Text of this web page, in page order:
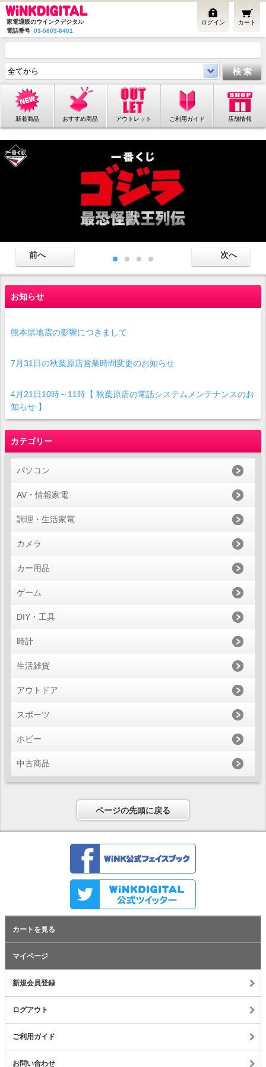
家電通販のウインクデジタル
電話番号 03-5603-6401
カート
ログイン
新着商品 おすすめ商品 アウトレット ご利用ガイド 店舗情報
お知らせ
熊本県地震の影響につきまして
7月31日の秋葉原店営業時間変更のお知らせ
4月21日10時～11時【 秋葉原店の電話システムメンテナンスのお
知らせ 】
カテゴリー
パソコン
AV・情報家電
調理・生活家電
カメラ
カー用品
ゲーム
DIY・工具
時計
生活雑貨
アウトドア
スポーツ
ホビー
中古商品
ページの先頭に戻る
カートを見る
マイページ
新規会員登録
ログアウト
ご利用ガイド
お問い合わせ